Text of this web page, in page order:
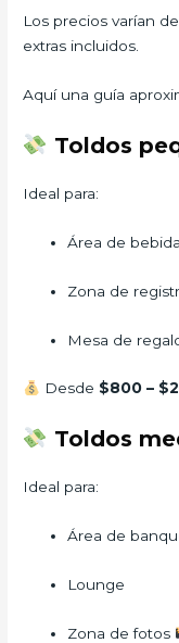
Los precios varían
extras incluidos.
Aquí una guía
Toldos
Ideal para:
Área de
Zona de
Mesa de
Desde $800 –
Toldos
Ideal para:
Área de
Lounge
Zona de fotos